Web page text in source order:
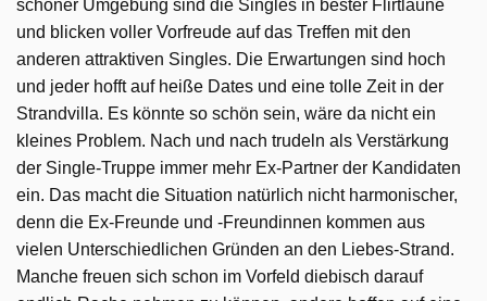
schöner Umgebung sind die Singles in bester Flirtlaune
und blicken voller Vorfreude auf das Treffen mit den
anderen attraktiven Singles. Die Erwartungen sind hoch
und jeder hofft auf heiße Dates und eine tolle Zeit in der
Strandvilla. Es könnte so schön sein, wäre da nicht ein
kleines Problem. Nach und nach trudeln als Verstärkung
der Single-Truppe immer mehr Ex-Partner der Kandidaten
ein. Das macht die Situation natürlich nicht harmonischer,
denn die Ex-Freunde und -Freundinnen kommen aus
vielen Unterschiedlichen Gründen an den Liebes-Strand.
Manche freuen sich schon im Vorfeld diebisch darauf